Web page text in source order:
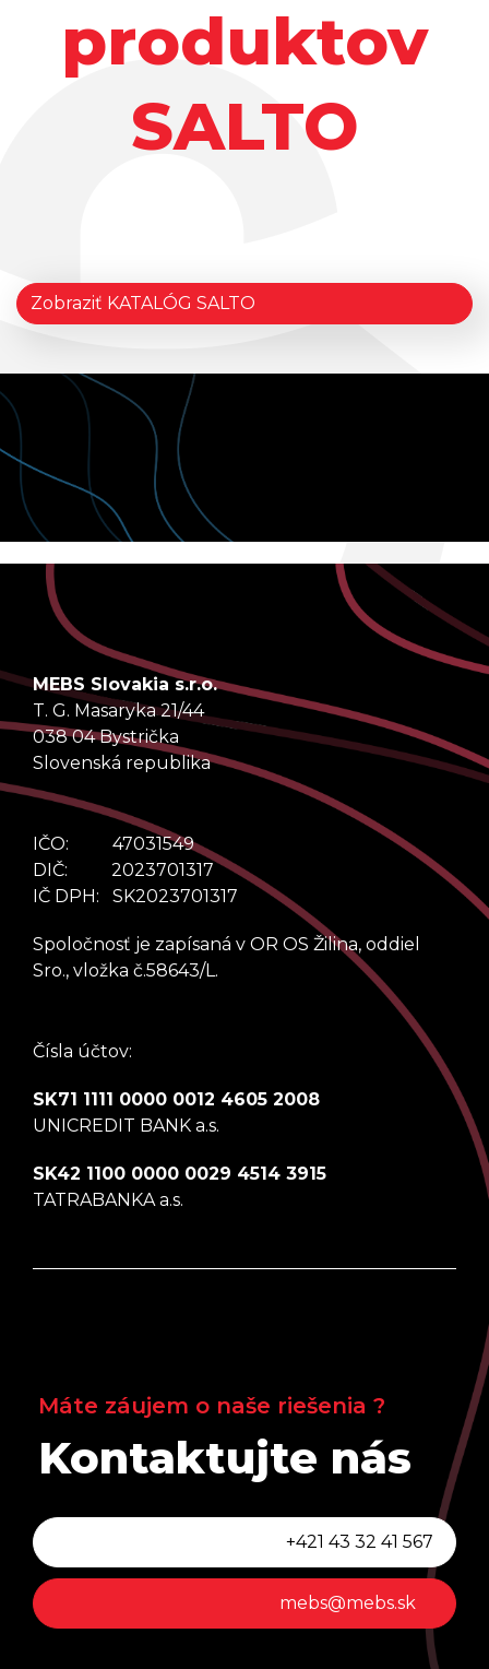
produktov
SALTO
Zobraziť KATALÓG SALTO
MEBS Slovakia s.r.o.
T. G. Masaryka 21/44
038 04 Bystrička
Slovenská republika
IČO: 47031549
DIČ: 2023701317
IČ DPH: SK2023701317
Spoločnosť je zapísaná v OR OS Žilina, oddiel
Sro., vložka č.58643/L.
Čísla účtov:
SK71 1111 0000 0012 4605 2008
UNICREDIT BANK a.s.
SK42 1100 0000 0029 4514 3915
TATRABANKA a.s.
Máte záujem o naše riešenia ?
Kontaktujte nás
+421 43 32 41 567
mebs@mebs.sk